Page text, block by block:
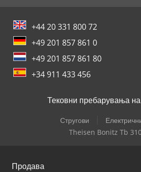
+44 20 331 800 72
+49 201 857 861 0
+49 201 857 861 80
+34 911 433 456
Тековни пребарувања
Стругови
Theisen Bonitz Tb
Продава